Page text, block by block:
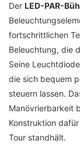
Der LED-PAR-
fortschrittlichen
Beleuchtung, die
Seine
die sich bequem
steuern lassen.
Manövrierbarkeit
Konstruktion
Tour standhält.